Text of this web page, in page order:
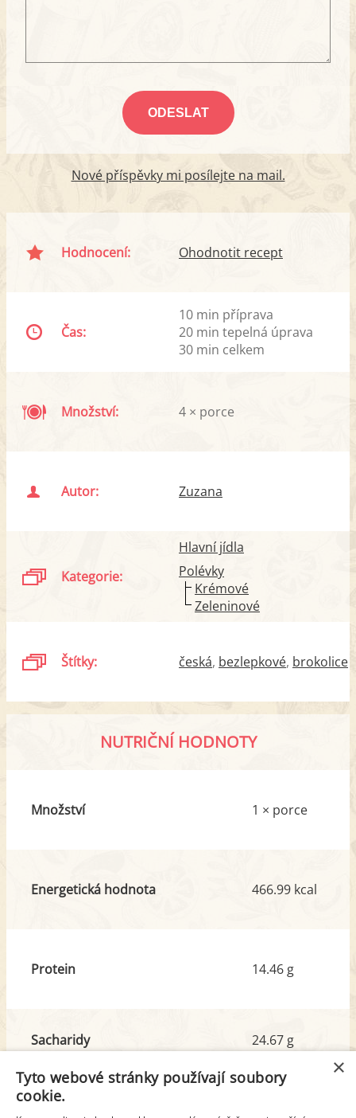
Nové příspěvky mi posílejte na mail.
Hodnocení: Ohodnotit recept
Čas:
10 min příprava
20 min tepelná úprava
30 min celkem
Množství: 4 × porce
Autor: Zuzana
Kategorie:
Hlavní jídla
Polévky
Krémové
Zeleninové
Štítky: česká bezlepkové brokolice
NUTRIČNÍ HODNOTY
Množství 1 × porce
Energetická hodnota 466.99 kcal
Protein 14.46 g
Sacharidy
24.67 g
×
Tyto webové stránky používají soubory
cookie.